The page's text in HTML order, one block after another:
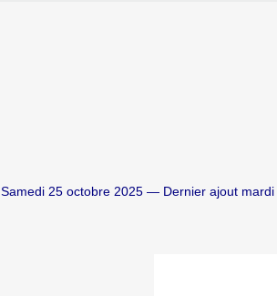
Samedi 25 octobre 2025 — Dernier ajout